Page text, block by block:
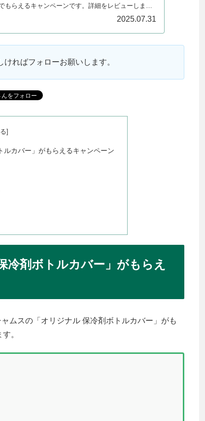
もらえるキャンペーンです。詳細をレビューしま
2025.07.31
ればフォローお願いします。
カバー」がもらえるキャンペーン
冷剤ボトルカバー」がもらえ
ムスの「オリジナル 保冷剤ボトルカバー」がも
。